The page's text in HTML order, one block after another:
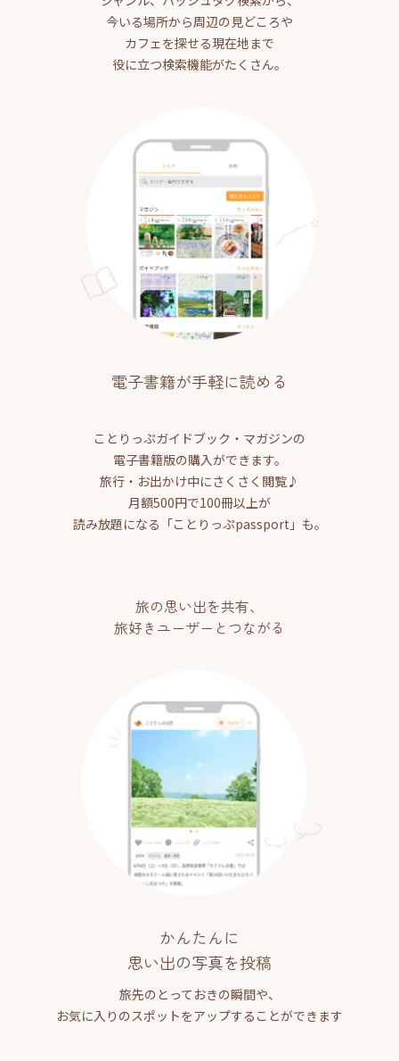
今いる場所から周辺の見どころや
カフェを探せる現在地まで
役に立つ検索機能がたくさん。
電子書籍が手軽に読める
ことりっぷガイドブック・マガジンの
電子書籍版の購入ができます。
旅行・お出かけ中にさくさく閲覧♪
月額500円で100冊以上が
読み放題になる「ことりっぷpassport」も。
旅の思い出を共有、
旅好きユーザーとつながる
かんたんに
思い出の写真を投稿
旅先のとっておきの瞬間や、
お気に入りのスポットをアップすることができます